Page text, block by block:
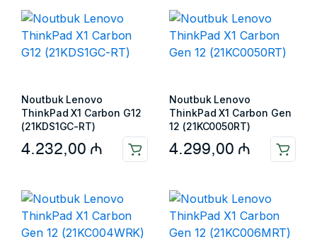
Noutbuk Lenovo
ThinkPad X1 Carbon G12
(21KDS1GC-RT)
4.232,00 ₼
Noutbuk Lenovo
ThinkPad X1 Carbon Gen
12 (21KC0050RT)
4.299,00 ₼